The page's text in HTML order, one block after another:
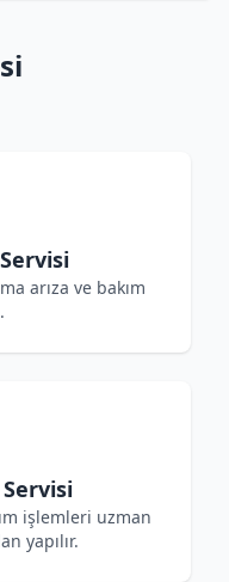
arıza ve bakım
işlemleri uzman
yapılır.